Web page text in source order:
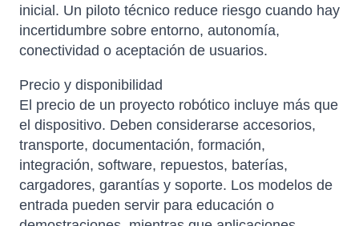
inicial. Un piloto técnico reduce riesgo cuando hay
incertidumbre sobre entorno, autonomía,
conectividad o aceptación de usuarios.
Precio y disponibilidad
El precio de un proyecto robótico incluye más que
el dispositivo. Deben considerarse accesorios,
transporte, documentación, formación,
integración, software, repuestos, baterías,
cargadores, garantías y soporte. Los modelos de
entrada pueden servir para educación o